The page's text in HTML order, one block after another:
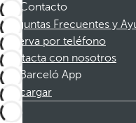
Contacto
Preguntas Frecuentes y
Reserva por teléfono
Contacta con nosotros
Barceló App
Descargar